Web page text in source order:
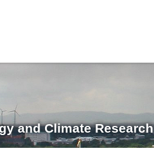
and Climate Research